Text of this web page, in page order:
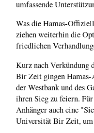
umfassende
Was die Hamas-
ziehen weiterhin die
friedlichen
Kurz nach Verkündung
Bir Zeit gingen Hamas-
der Westbank und des
ihren Sieg zu feiern.
Anhänger auch eine
Universität Bir Zeit, um